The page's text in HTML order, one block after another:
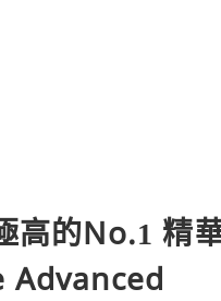
高的No.1 精
Advanced